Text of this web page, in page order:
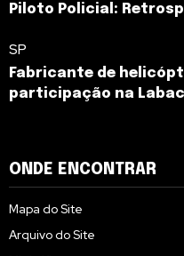
Piloto Policial:
SP
Fabricante de
participação na
ONDE ENCONTRAR
Mapa do Site
Arquivo do Site